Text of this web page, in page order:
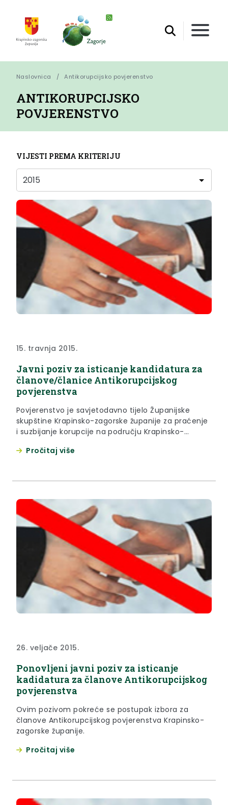
Naslovnica Antikorupcijsko povjerenstvo
ANTIKORUPCIJSKO
POVJERENSTVO
VIJESTI PREMA KRITERIJU
15. travnja 2015.
Javni poziv za isticanje kandidatura za
članove/članice Antikorupcijskog
povjerenstva
Povjerenstvo je savjetodavno tijelo Županijske
skupštine Krapinsko-zagorske županije za praćenje
i suzbijanje korupcije na području Krapinsko-
Pročitaj više
26. veljače 2015.
Ponovljeni javni poziv za isticanje
kadidatura za članove Antikorupcijskog
povjerenstva
Ovim pozivom pokreće se postupak izbora za
članove Antikorupcijskog povjerenstva Krapinsko-
zagorske županije.
Pročitaj više